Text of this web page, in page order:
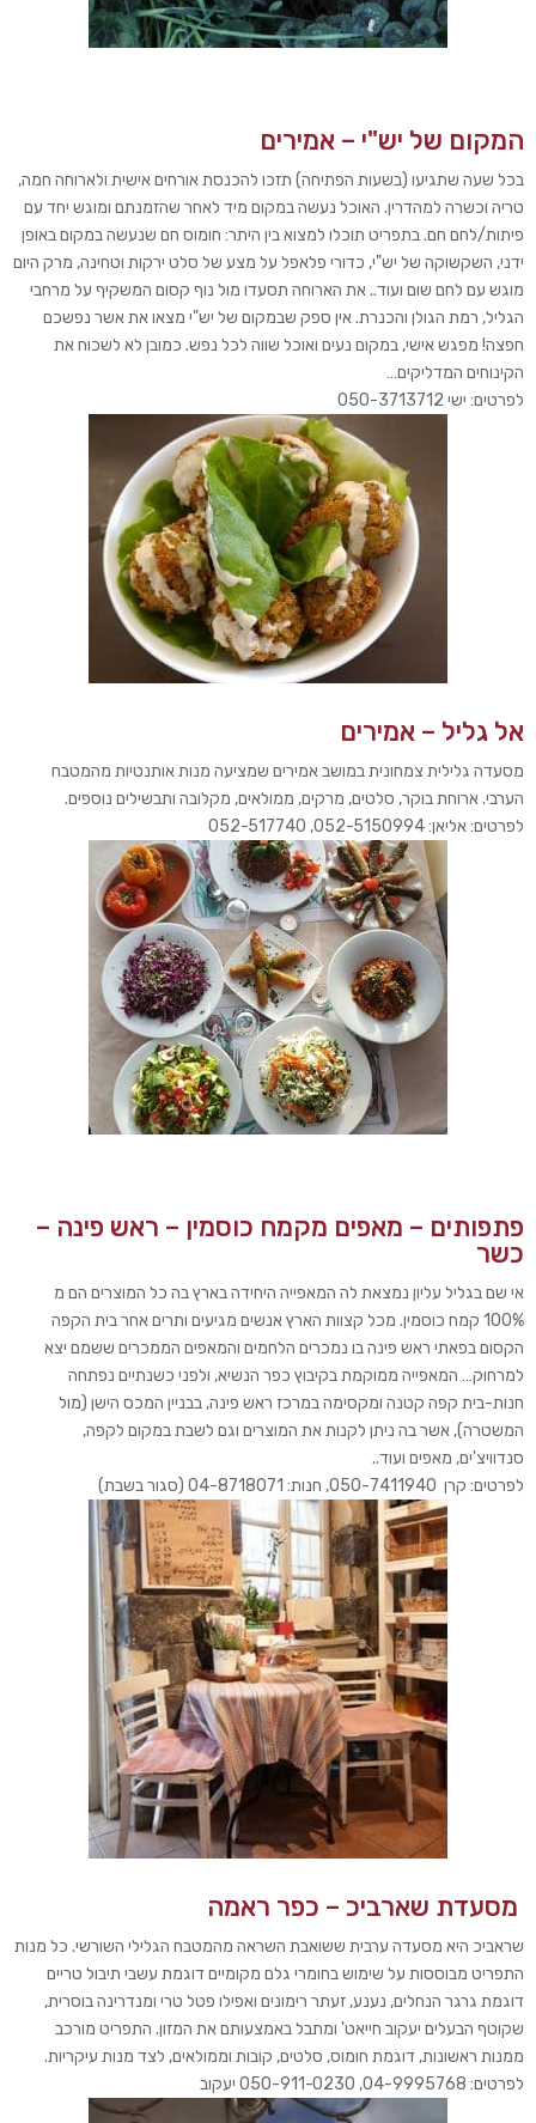
המקום של יש"י – אמירים
בכל שעה שתגיעו (בשעות הפתיחה) תזכו להכנסת אורחים אישית ולארוחה חמה,
טריה וכשרה למהדרין. האוכל נעשה במקום מיד לאחר שהזמנתם ומוגש יחד עם
פיתות/לחם חם. בתפריט תוכלו למצוא בין היתר: חומוס חם שנעשה במקום באופן
ידני, השקשוקה של יש"י, כדורי פלאפל על מצע של סלט ירקות וטחינה, מרק היום
מוגש עם לחם שום ועוד.. את הארוחה תסעדו מול נוף קסום המשקיף על מרחבי
הגליל, רמת הגולן והכנרת. אין ספק שבמקום של יש"י מצאו את אשר נפשכם
חפצה! מפגש אישי, במקום נעים ואוכל שווה לכל נפש. כמובן לא לשכוח את
הקינוחים המדליקים…
לפרטים: ישי 050-3713712
אל גליל – אמירים
מסעדה גלילית צמחונית במושב אמירים שמציעה מנות אותנטיות מהמטבח
הערבי. ארוחת בוקר, סלטים, מרקים, ממולאים, מקלובה ותבשילים נוספים.
לפרטים: אליאן: 052-5150994, 052-517740
פתפותים – מאפים מקמח כוסמין – ראש פינה –
כשר
אי שם בגליל עליון נמצאת לה המאפייה היחידה בארץ בה כל המוצרים הם מ
100% קמח כוסמין. מכל קצוות הארץ אנשים מגיעים ותרים אחר בית הקפה
הקסום בפאתי ראש פינה בו נמכרים הלחמים והמאפים הממכרים ששמם יצא
למרחוק… המאפייה ממוקמת בקיבוץ כפר הנשיא, ולפני כשנתיים נפתחה
חנות-בית קפה קטנה ומקסימה במרכז ראש פינה, בבניין המכס הישן (מול
המשטרה), אשר בה ניתן לקנות את המוצרים וגם לשבת במקום לקפה,
סנדוויצ'ים, מאפים ועוד..
לפרטים: קרן 050-7411940, חנות: 04-8718071 (סגור בשבת)
מסעדת שארביכ – כפר ראמה
שראביכ היא מסעדה ערבית ששואבת השראה מהמטבח הגלילי השורשי. כל מנות
התפריט מבוססות על שימוש בחומרי גלם מקומיים דוגמת עשבי תיבול טריים
דוגמת גרגר הנחלים, נענע, זעתר רימונים ואפילו פטל טרי ומנדרינה בוסרית,
שקוטף הבעלים יעקוב חייאט' ומתבל באמצעותם את המזון. התפריט מורכב
ממנות ראשונות, דוגמת חומוס, סלטים, קובות וממולאים, לצד מנות עיקריות.
לפרטים: 04-9995768, 050-911-0230 יעקוב